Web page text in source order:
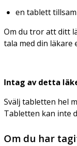
en tablett
Om du tror att ditt
tala med din läkare
Intag av detta
Svälj tabletten hel
Tabletten kan inte
Om du har